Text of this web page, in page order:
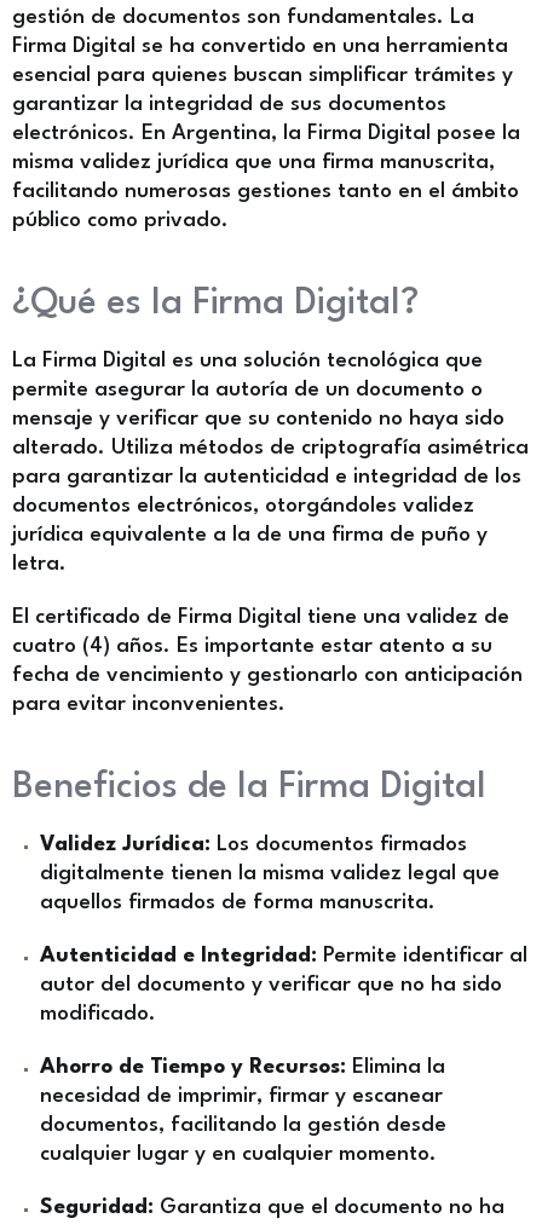
gestión de documentos son fundamentales. La
Firma Digital se ha convertido en una herramienta
esencial para quienes buscan simplificar trámites y
garantizar la integridad de sus documentos
electrónicos. En Argentina, la Firma Digital posee la
misma validez jurídica que una firma manuscrita,
facilitando numerosas gestiones tanto en el ámbito
público como privado.
¿Qué es la Firma Digital?
La Firma Digital es una solución tecnológica que
permite asegurar la autoría de un documento o
mensaje y verificar que su contenido no haya sido
alterado. Utiliza métodos de criptografía asimétrica
para garantizar la autenticidad e integridad de los
documentos electrónicos, otorgándoles validez
jurídica equivalente a la de una firma de puño y
letra.
El certificado de Firma Digital tiene una validez de
cuatro (4) años. Es importante estar atento a su
fecha de vencimiento y gestionarlo con anticipación
para evitar inconvenientes.
Beneficios de la Firma Digital
Validez Jurídica: Los documentos firmados
digitalmente tienen la misma validez legal que
aquellos firmados de forma manuscrita.
Autenticidad e Integridad: Permite identificar al
autor del documento y verificar que no ha sido
modificado.
Ahorro de Tiempo y Recursos: Elimina la
necesidad de imprimir, firmar y escanear
documentos, facilitando la gestión desde
cualquier lugar y en cualquier momento.
Seguridad: Garantiza que el documento no ha